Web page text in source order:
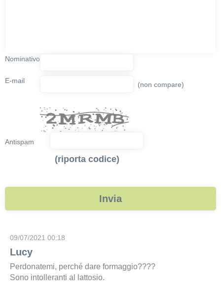
Nominativo
E-mail (non compare)
Antispam
(riporta codice)
09/07/2021 00:18
Lucy
Perdonatemi, perché dare formaggio????
Sono intolleranti al lattosio.